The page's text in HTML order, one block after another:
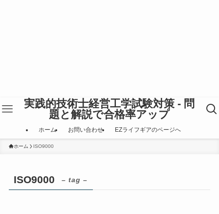
実践的技術士経営工学試験対策 - 問
題と解説で合格率アップ
ホーム お問い合わせ EZライフギアのページへ
ホーム ISO9000
ISO9000 – tag –